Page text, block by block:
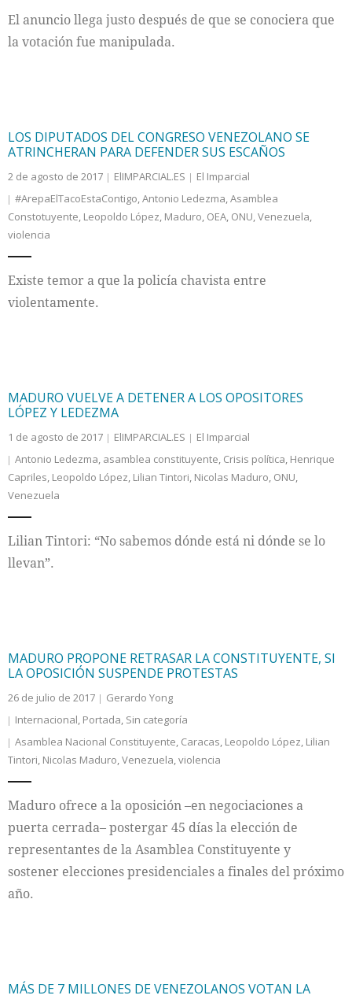
El anuncio llega justo después de que se conociera que
la votación fue manipulada.
LOS DIPUTADOS DEL CONGRESO VENEZOLANO SE
ATRINCHERAN PARA DEFENDER SUS ESCAÑOS
2 de agosto de 2017 ElIMPARCIAL.ES
El Imparcial
#ArepaElTacoEstaContigo,Antonio Ledezma,Asamblea
Constotuyente, Leopoldo López, Maduro, OEA, ONU,Venezuela,
violencia
Existe temor a que la policía chavista entre
violentamente.
MADURO VUELVE A DETENER A LOS OPOSITORES
LÓPEZ Y LEDEZMA
1 de agosto de 2017 ElIMPARCIAL.ES
El Imparcial
Antonio Ledezma, asamblea constituyente, Crisis política, Henrique
Capriles, Leopoldo López, Lilian Tintori, Nicolas Maduro, ONU,
Venezuela
Lilian Tintori: “No sabemos dónde está ni dónde se lo
llevan”.
MADURO PROPONE RETRASAR LA CONSTITUYENTE, SI
LA OPOSICIÓN SUSPENDE PROTESTAS
26 de julio de 2017
Gerardo Yong
Internacional, Portada, Sin categoría
Asamblea Nacional Constituyente, Caracas, Leopoldo López, Lilian
Tintori, Nicolas Maduro,Venezuela,violencia
Maduro ofrece a la oposición –en negociaciones a
puerta cerrada– postergar 45 días la elección de
representantes de la Asamblea Constituyente y
sostener elecciones presidenciales a finales del próximo
año.
MÁS DE 7 MILLONES DE VENEZOLANOS VOTAN LA